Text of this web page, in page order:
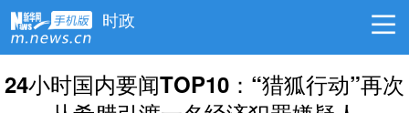
时政
24小时国内要闻TOP10：“猎狐行动”再次